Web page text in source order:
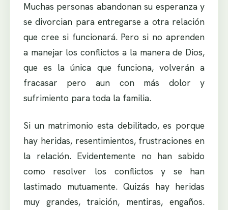
Muchas personas abandonan su esperanza y
se divorcian para entregarse a otra relación
que cree si funcionará. Pero si no aprenden
a manejar los conflictos a la manera de Dios,
que es la única que funciona, volverán a
fracasar pero aun con más dolor y
sufrimiento para toda la familia.
Si un matrimonio esta debilitado, es porque
hay heridas, resentimientos, frustraciones en
la relación. Evidentemente no han sabido
como resolver los conflictos y se han
lastimado mutuamente. Quizás hay heridas
muy grandes, traición, mentiras, engaños.